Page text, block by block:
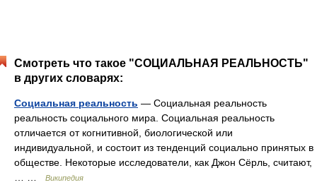
Смотреть что такое "СОЦИАЛЬНАЯ РЕАЛЬНОСТЬ"
в других словарях:
Социальная реальность — Социальная реальность
реальность социального мира. Социальная реальность
отличается от когнитивной, биологической или
индивидуальной, и состоит из тенденций социально принятых в
обществе. Некоторые исследователи, как Джон Сёрль, считают,
Википедия